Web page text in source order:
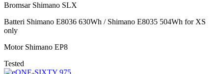
Bromsar Shimano SLX
Batteri Shimano E8036 630Wh / Shimano E8035 504Wh for XS
only
Motor Shimano EP8
Tested